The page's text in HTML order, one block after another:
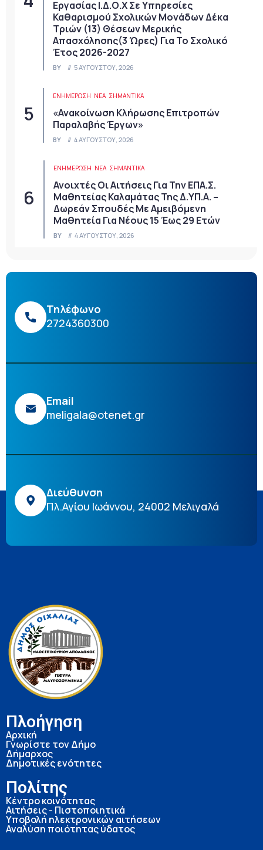
Εργασίας Ι.Δ.Ο.Χ Σε Υπηρεσίες
Καθαρισμού Σχολικών Μονάδων Δέκα
Τριών (13) Θέσεων Μερικής
Απασχόλησης(3 Ώρες) Για Το Σχολικό
Έτος 2026-2027
BY 5 ΑΥΓΟΎΣΤΟΥ, 2026
ΕΝΗΜΕΡΩΣΗ ΝΈΑ ΣΗΜΑΝΤΙΚΆ
«Ανακοίνωση Κλήρωσης Επιτροπών
Παραλαβής Έργων»
BY 4 ΑΥΓΟΎΣΤΟΥ, 2026
ΕΝΗΜΕΡΩΣΗ ΝΈΑ ΣΗΜΑΝΤΙΚΆ
Ανοιχτές Οι Αιτήσεις Για Την ΕΠΑ.Σ.
Μαθητείας Καλαμάτας Της Δ.ΥΠ.Α. –
Δωρεάν Σπουδές Με Αμειβόμενη
Μαθητεία Για Νέους 15 Έως 29 Ετών
BY 4 ΑΥΓΟΎΣΤΟΥ, 2026
Τηλέφωνο
2724360300
Email
meligala@otenet.gr
Διεύθυνση
Πλ.Αγίου Ιωάννου, 24002 Μελιγαλά
Πλοήγηση
Αρχική
Γνωρίστε τον Δήμο
Δήμαρχος
Δημοτικές ενότητες
Πολίτης
Κέντρο κοινότητας
Αιτήσεις - Πιστοποιητικά
Υποβολή ηλεκτρονικών αιτήσεων
Αναλύση ποιότητας ύδατος